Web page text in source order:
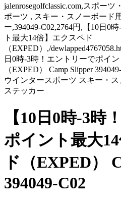
jalenrosegolfclassic.com,スポー
ポーツ , スキー・スノーボード
ー,394049-C02,2764円,【10日0
ト最大14倍】エクスペド
（EXPED）,/
日0時-3時！エントリーでポイ
（EXPED） Camp Slipper
ウインタースポーツ スキー・
ステッカー
【10日0時-3時
ポイント最大
ド（EXPED）
394049-C02